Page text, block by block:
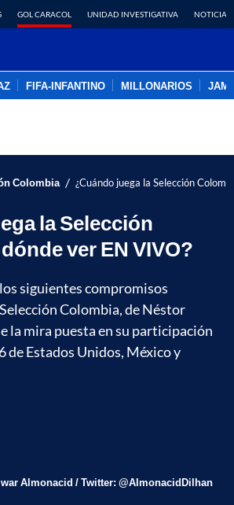
GOL CARACOL UNIDAD INVESTIGATIVA NOTICIAS
FIFA-INFANTINO MILLONARIOS
Colombia / ¿Cuándo juega la Selección
la Selección
ver EN VIVO?
siguientes compromisos
Colombia, de Néstor
la mira puesta en su participación
de Estados Unidos, México y
Almonacid / Twitter: @AlmonacidDilhan